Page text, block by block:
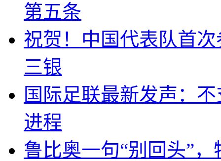
第五条
祝贺！中国代表队首
三银
国际足联最新发声：
进程
鲁比奥一句“别回头”